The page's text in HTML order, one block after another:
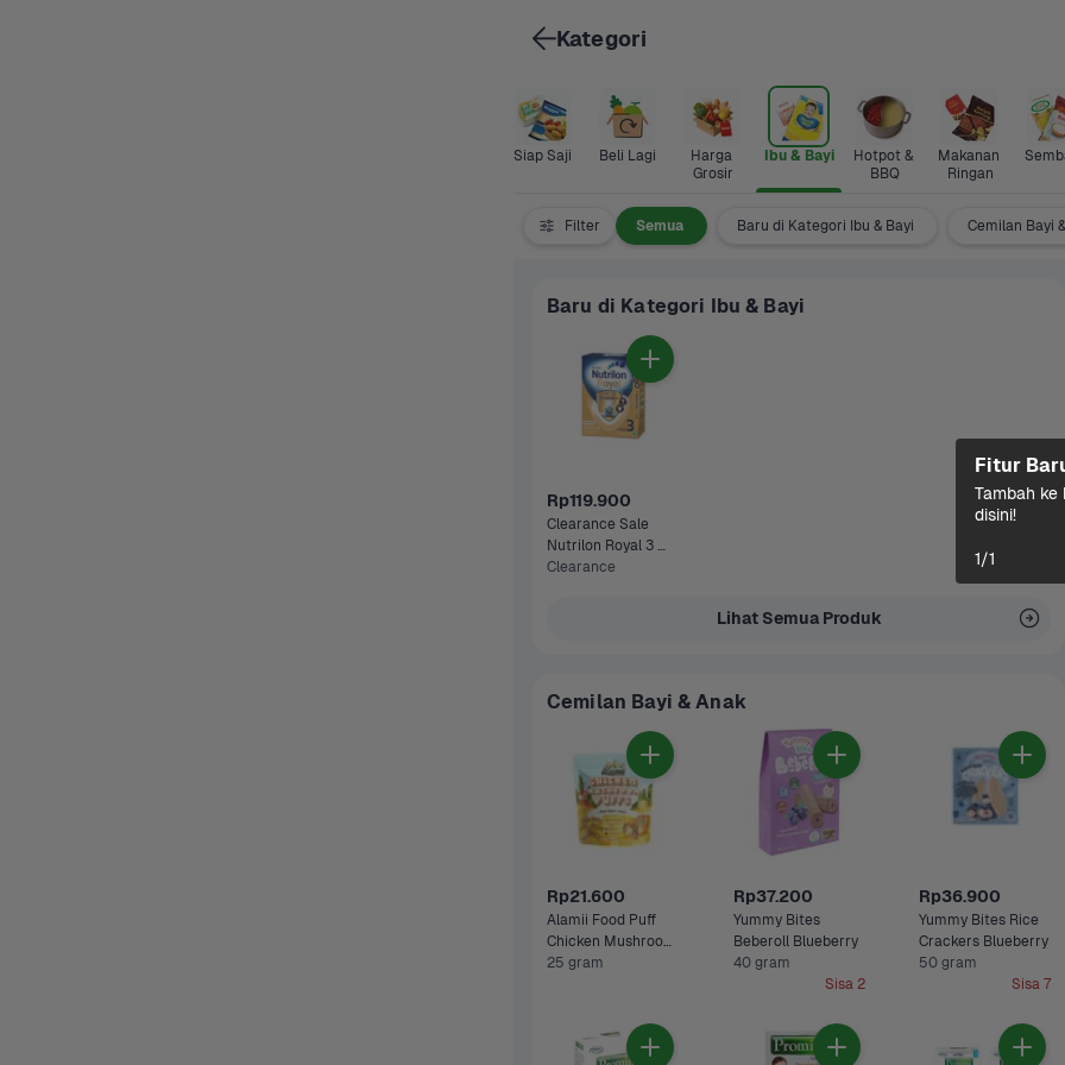
Siap Saji Beli Lagi
Harga
Grosir
Ibu & Bayi
Hotpot &
BBQ
Makanan
Ringan
Filter Semua Baru di Kategori Ibu & Bayi Cemilan Bayi &
Baru di Kategori Ibu & Bayi
Rp119.900
Clearance Sale
Nutrilon Royal 3
Susu Pertumbuhan
Clearance
Lihat Semua Produk
Cemilan Bayi & Anak
Rp21.600
Alamii Food Puff
Chicken Mushroom
Cemilan Bayi
25 gram
Rp37.200
Yummy Bites
Beberoll Blueberry
40 gram
Sisa 2
Rp36.900
Yummy Bites Rice
50 gram
Sisa 7
Kategori
Fitur
Tambah ke
disini!
1/1